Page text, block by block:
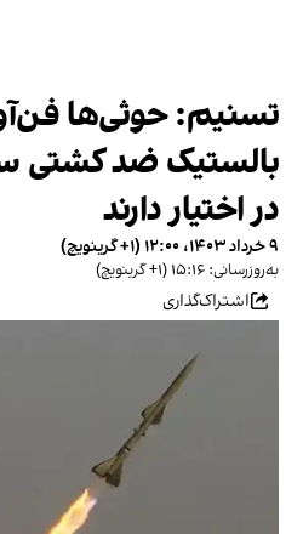
تسنیم: حوثی‌ها
بالستیک ضد کشتی
در اختیار دارند
۹ خرداد ۱۴۰۳، ۱۲:۰۰ (‎+۱ گرینویچ)
به‌روزرسانی: ۱۵:۱۶ (‎+۱ گرینویچ)
اشتراک‌گذاری